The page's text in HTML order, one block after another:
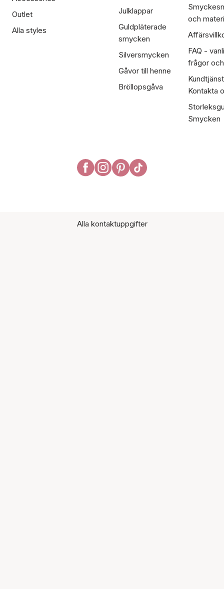
Outlet
Alla styles
Julklappar
Guldpläterade
smycken
Silversmycken
Gåvor till henne
Bröllopsgåva
och
FAQ -
frågor
Kontakta
Smycken
Alla kontaktuppgifter